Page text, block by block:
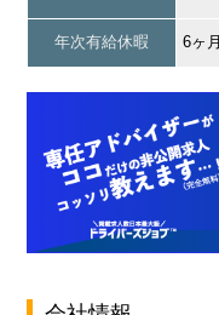
年次有給休暇 6ヶ